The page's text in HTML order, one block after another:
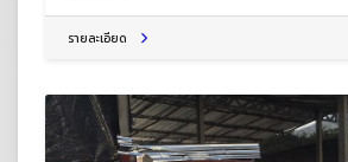
รายละเอียด